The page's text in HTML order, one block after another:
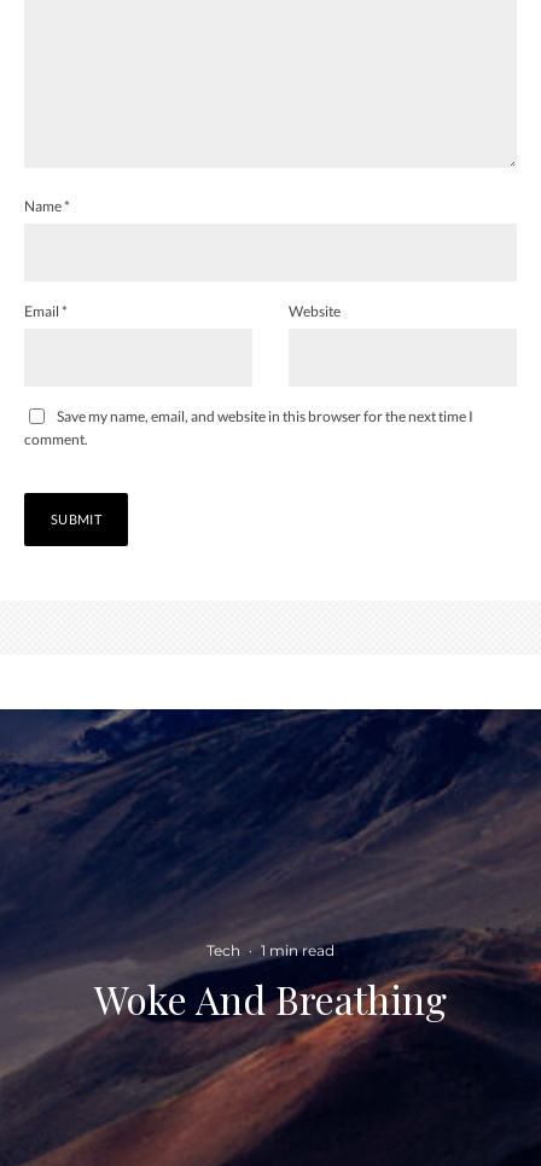
Name*
Email * Website
Save my name, email, and website in this browser for the next time I
comment.
Tech · 1 min read
Woke And Breathing